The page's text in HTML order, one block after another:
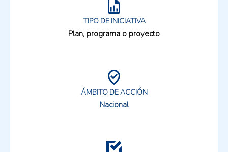
TIPO DE INICIATIVA
Plan, programa o proyecto
ÁMBITO DE ACCIÓN
Nacional